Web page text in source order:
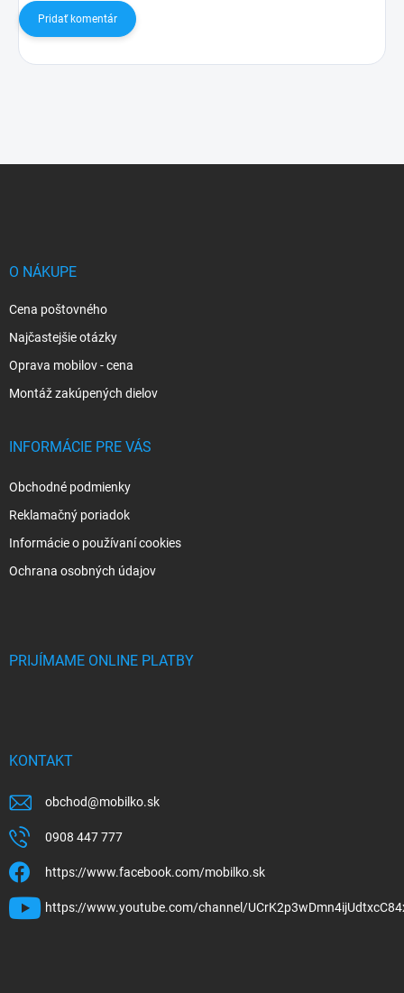
Pridať komentár
O NÁKUPE
Cena poštovného
Najčastejšie otázky
Oprava mobilov - cena
Montáž zakúpených dielov
INFORMÁCIE PRE VÁS
Obchodné podmienky
Reklamačný poriadok
Informácie o používaní cookies
Ochrana osobných údajov
PRIJÍMAME ONLINE PLATBY
KONTAKT
obchod@mobilko.sk
0908 447 777
https://www.facebook.com/mobilko.sk
https://www.youtube.com/channel/